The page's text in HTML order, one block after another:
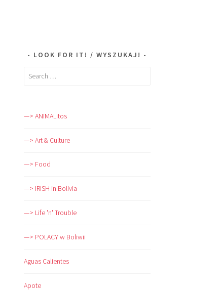
LOOK FOR IT! / WYSZUKAJ!
Search
—> ANIMALitos
—> Art & Culture
—> Food
—> IRISH in Bolivia
—> Life 'n' Trouble
—> POLACY w Boliwii
Aguas Calientes
Apote